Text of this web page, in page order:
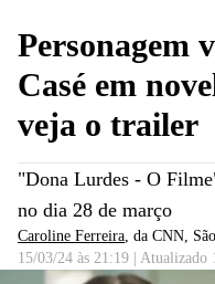
Personagem
Casé em
veja o trailer
"Dona Lurdes - O
no dia 28 de março
Caroline Ferreira, da CNN,
15/03/24 às 21:19
Atualizado